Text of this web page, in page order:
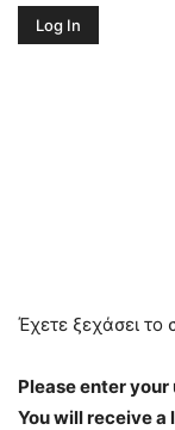
Έχετε ξεχάσει το
Please enter
You will receive a